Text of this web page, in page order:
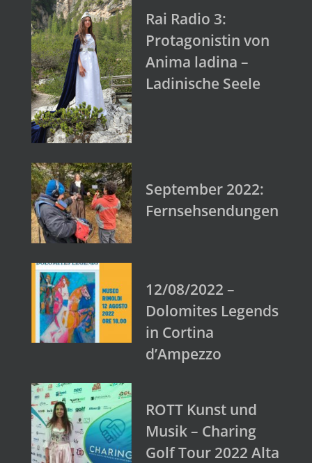
Rai Radio 3:
Protagonistin von
Anima ladina –
Ladinische Seele
September 2022:
Fernsehsendungen
12/08/2022 –
Dolomites Legends
in Cortina
d’Ampezzo
ROTT Kunst und
Musik – Charing
Golf Tour 2022 Alta